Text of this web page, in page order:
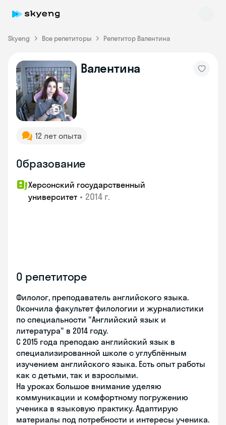
Skyeng Все репетиторы Репетитор Валентина
Валентина
12 лет опыта
Образование
Херсонский государственный
университет • 2014 г.
О репетиторе
Филолог, преподаватель английского языка.
Окончила факультет филологии и журналистики
по специальности "Английский язык и
литература" в 2014 году.
С 2015 года преподаю английский язык в
специализированной школе с углублённым
изучением английского языка. Есть опыт работы
как с детьми, так и взрослыми.
На уроках большое внимание уделяю
коммуникации и комфортному погружению
ученика в языковую практику. Адаптирую
материалы под потребности и интересы ученика.
Skyeng Chat
online